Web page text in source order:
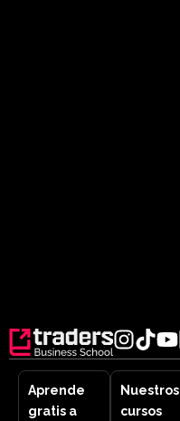
Aprende
gratis a
Nuestros
cursos